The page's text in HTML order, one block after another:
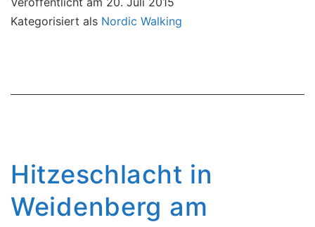
Kösseine-
Nachtlauf
Kategorisiert als Nordic Walking
Hitzeschlacht in
Weidenberg am